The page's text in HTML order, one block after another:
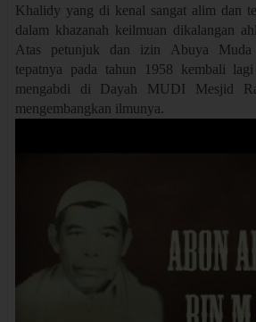
Khalidy yang di kenal sangat alim dan
dalam khazanah keilmuan dikalangan
Atas petunjuk dan izin Abuya Muda
tepatnya pada tahun 1958 kembali
mengabdi di Dayah MUDI Mesjid
mengembangkan ilmunya.